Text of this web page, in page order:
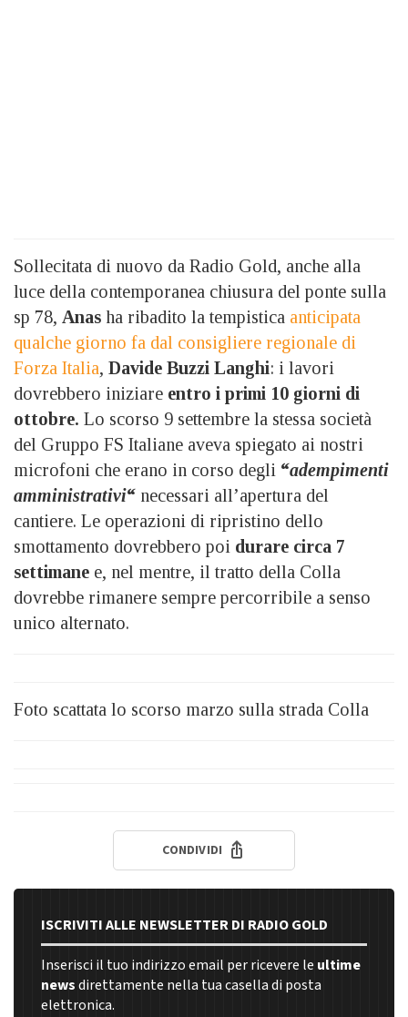
Sollecitata di nuovo da Radio Gold, anche alla
luce della contemporanea chiusura del ponte sulla
sp 78, Anas ha ribadito la tempistica anticipata
qualche giorno fa dal consigliere regionale di
Forza Italia, Davide Buzzi Langhi: i lavori
dovrebbero iniziare entro i primi 10 giorni di
ottobre. Lo scorso 9 settembre la stessa società
del Gruppo FS Italiane aveva spiegato ai nostri
microfoni che erano in corso degli “adempimenti
amministrativi“ necessari all’apertura del
cantiere. Le operazioni di ripristino dello
smottamento dovrebbero poi durare circa 7
settimane e, nel mentre, il tratto della Colla
dovrebbe rimanere sempre percorribile a senso
unico alternato.
Foto scattata lo scorso marzo sulla strada Colla
CONDIVIDI
ISCRIVITI ALLE NEWSLETTER DI RADIO GOLD
Inserisci il tuo indirizzo email per ricevere le ultime
newsdirettamente nella tua casella di posta
elettronica.